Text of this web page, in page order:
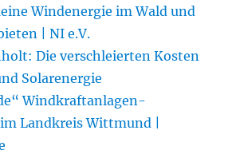
Windenergie im Wald und
| NI e.V.
Die verschleierten Kosten
Solarenergie
Windkraftanlagen-
Landkreis Wittmund |